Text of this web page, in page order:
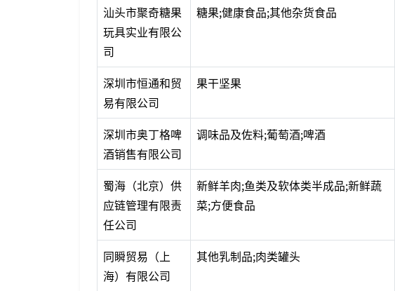
汕头市聚奇糖果
玩具实业有限公
司
糖果;健康食品;其他杂货食品
深圳市恒通和贸
易有限公司
果干坚果
深圳市奥丁格啤
酒销售有限公司
调味品及佐料;葡萄酒;啤酒
蜀海（北京）供
应链管理有限责
任公司
新鲜羊肉;鱼类及软体类半成品;新鲜蔬
菜;方便食品
同瞬贸易（上
海）有限公司
其他乳制品;肉类罐头